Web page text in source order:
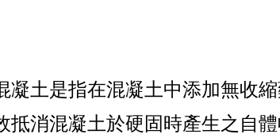
凝土是指在混凝土中添加無收
抵消混凝土於硬固時產生之自